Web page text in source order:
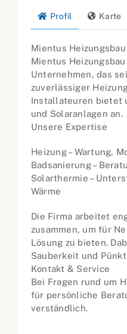
Profil Karte
Mientus Heizungsbau
Mientus
Unternehmen, das
zuverlässiger
Installateuren bietet
und Solaranlagen an.
Unsere Expertise
Heizung – Wartung,
Badsanierung –
Solarthermie –
Wärme
Die Firma arbeitet
zusammen, um für
Lösung zu bieten.
Sauberkeit und
Kontakt & Service
Bei Fragen rund um
für persönliche
verständlich.